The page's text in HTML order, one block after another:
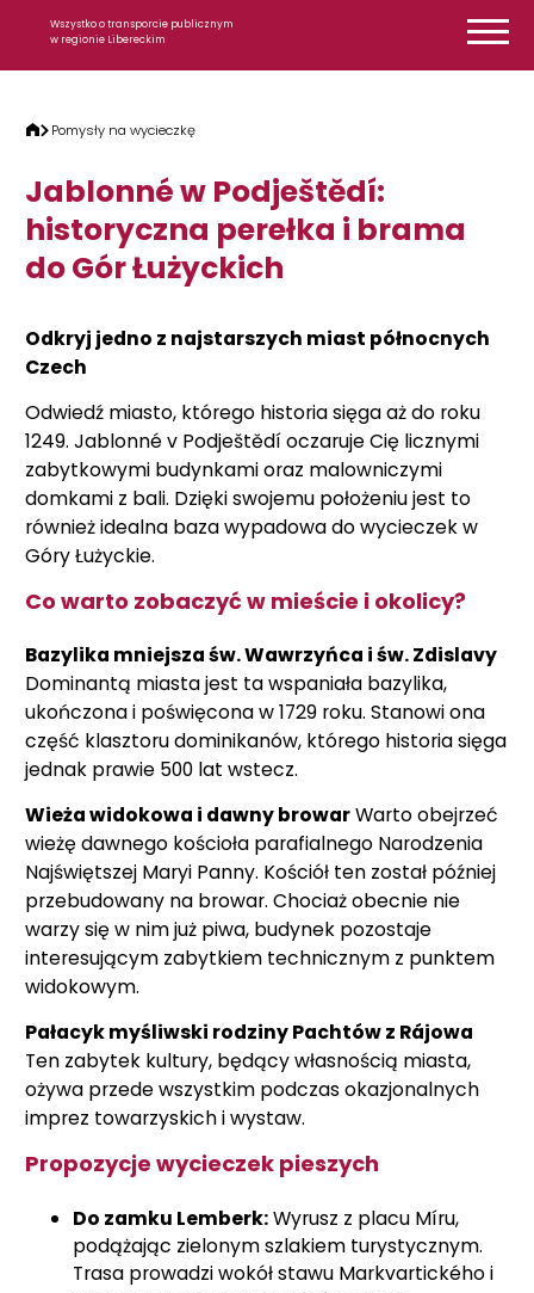
Wszystko o transporcie publicznym
w regionie Libereckim
Pomysły na wycieczkę
Jablonné w Podještědí:
historyczna perełka i brama
do Gór Łużyckich
Odkryj jedno z najstarszych miast północnych
Czech
Odwiedź miasto, którego historia sięga aż do roku
1249. Jablonné v Podještědí oczaruje Cię licznymi
zabytkowymi budynkami oraz malowniczymi
domkami z bali. Dzięki swojemu położeniu jest to
również idealna baza wypadowa do wycieczek w
Góry Łużyckie.
Co warto zobaczyć w mieście i okolicy?
Bazylika mniejsza św. Wawrzyńca i św. Zdislavy
Dominantą miasta jest ta wspaniała bazylika,
ukończona i poświęcona w 1729 roku. Stanowi ona
część klasztoru dominikanów, którego historia sięga
jednak prawie 500 lat wstecz.
Wieża widokowa i dawny browarWarto obejrzeć
wieżę dawnego kościoła parafialnego Narodzenia
Najświętszej Maryi Panny. Kościół ten został później
przebudowany na browar. Chociaż obecnie nie
warzy się w nim już piwa, budynek pozostaje
interesującym zabytkiem technicznym z punktem
widokowym.
Pałacyk myśliwski rodziny Pachtów z Rájowa
Ten zabytek kultury, będący własnością miasta,
ożywa przede wszystkim podczas okazjonalnych
imprez towarzyskich i wystaw.
Propozycje wycieczek pieszych
Do zamku Lemberk:Wyrusz z placu Míru,
podążając zielonym szlakiem turystycznym.
Trasa prowadzi wokół stawu Markvartického i